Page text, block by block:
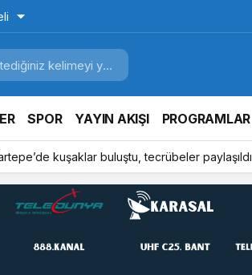
SPOR YAYIN AKIŞI PROGRAMLAR
kuşaklar buluştu, tecrübeler paylaşıldı